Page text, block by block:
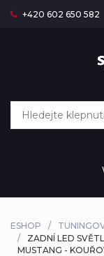
+420 602 650 582
ESHOP
ZADNÍ LED
MUSTANG -